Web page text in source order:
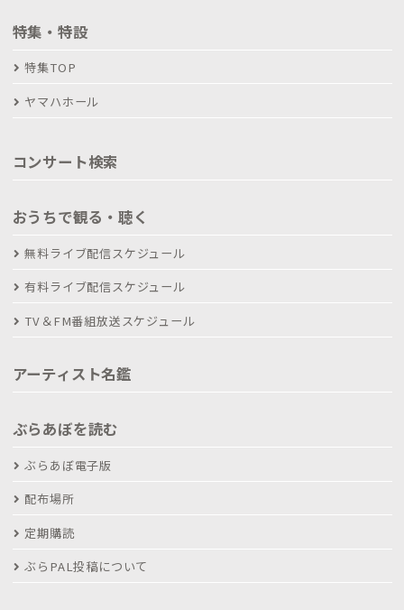
特集・特設
特集TOP
ヤマハホール
コンサート検索
おうちで観る・聴く
無料ライブ配信スケジュール
有料ライブ配信スケジュール
TV＆FM番組放送スケジュール
アーティスト名鑑
ぶらあぼを読む
ぶらあぼ電子版
配布場所
定期購読
ぶらPAL投稿について